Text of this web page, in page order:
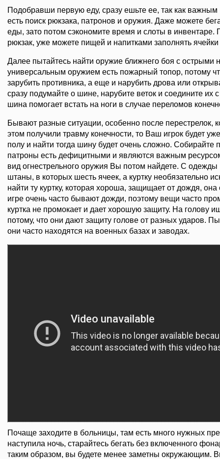
Подобравши первую еду, сразу ешьте ее, так как
есть поиск рюкзака, патронов и оружия. Даже можете
еды, зато потом сэкономите время и слоты в инвентаре.
рюкзак, уже можете пищей и напитками заполнять ячейки
Далее пытайтесь найти оружие ближнего боя с острыми
универсальным оружием есть пожарный топор, потому
зарубить противника, а еще и нарубить дрова или
сразу подумайте о шине, нарубите веток и соедините их
шина помогает встать на ноги в случае переломов
Бывают разные ситуации, особенно после перестрелок,
этом получили травму конечности, то Ваш игрок будет
полу и найти тогда шину будет очень сложно. Собирайте
патроны есть дефицитными и являются важным
вид огнестрельного оружия Вы потом найдете. С
штаны, в которых шесть ячеек, а куртку необязательно
найти ту куртку, которая хороша, защищает от дождя,
игре очень часто бывают дожди, поэтому вещи часто
куртка не промокает и дает хорошую защиту. На голову
потому, что они дают защиту голове от разных ударов.
они часто находятся на военных базах и заводах.
Почаще заходите в больницы, там есть много нужных
наступила ночь, старайтесь бегать без включенного
таким образом, вы будете менее заметны окружающим.